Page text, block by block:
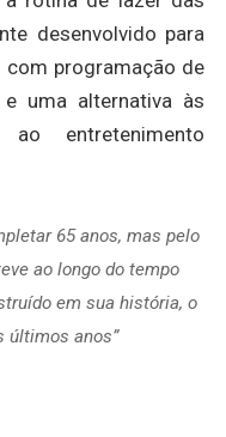
desenvolvido para
com programação de
uma alternativa às
entretenimento
65 anos, mas pelo
ao longo do tempo
em sua história, o
últimos anos”